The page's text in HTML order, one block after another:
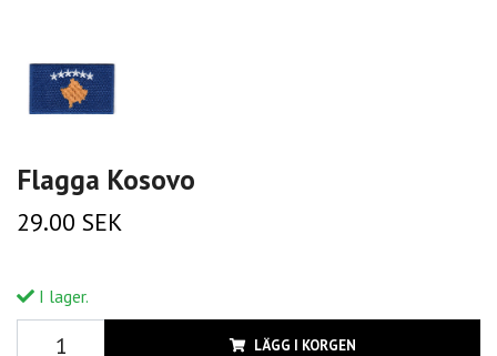
Flagga Kosovo
29.00 SEK
I lager.
LÄGG I KORGEN